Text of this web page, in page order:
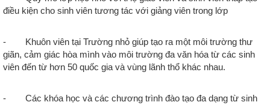
điều kiện cho sinh viên tương tác với giảng viên trong lớp
- Khuôn viên tại Trường nhỏ giúp tạo ra một môi trường thư
giãn, cảm giác hòa mình vào môi trường đa văn hóa từ các sinh
viên đến từ hơn 50 quốc gia và vùng lãnh thổ khác nhau.
- Các khóa học và các chương trình đào tạo đa dạng từ sinh